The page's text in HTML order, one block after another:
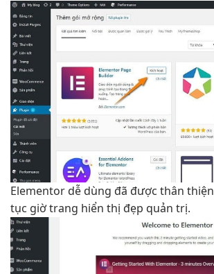
Elementor dễ dùng đã được thân thiện
tục giờ trang hiển thị đẹp quản trị.